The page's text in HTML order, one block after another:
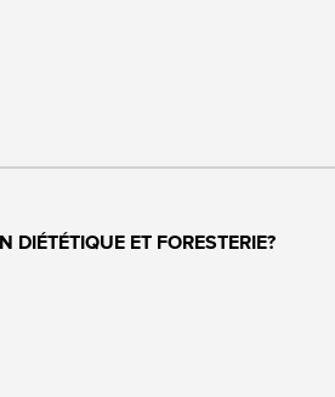
DIÉTÉTIQUE ET FORESTERIE?